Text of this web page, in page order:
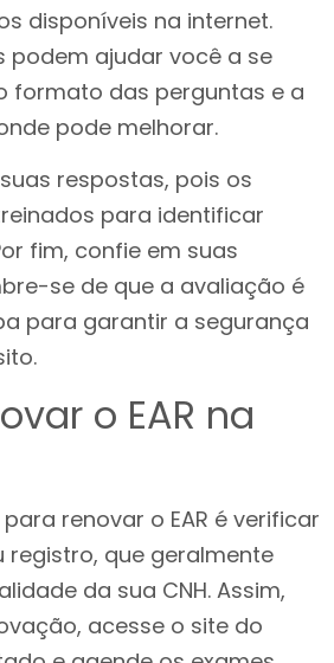
disponíveis na internet.
podem ajudar você a se
formato das perguntas e a
pode melhorar.
respostas, pois os
para identificar
fim, confie em suas
se de que a avaliação é
para garantir a segurança
o EAR na
renovar o EAR é verificar
registro, que geralmente
da sua CNH. Assim,
acesse o site do